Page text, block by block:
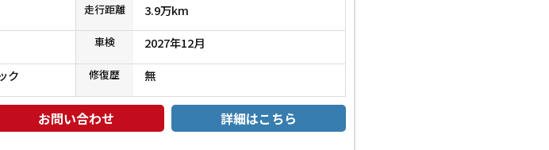
走行距離 3.9万km
車検 2027年12月
ク 修復歴 無
お問い合わせ 詳細はこちら